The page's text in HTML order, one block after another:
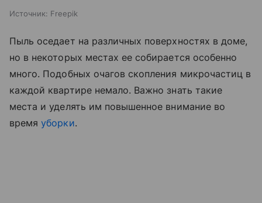
Источник: Freepik
Пыль оседает на различных поверхностях в доме,
но в некоторых местах ее собирается особенно
много. Подобных очагов скопления микрочастиц в
каждой квартире немало. Важно знать такие
места и уделять им повышенное внимание во
времяуборки.